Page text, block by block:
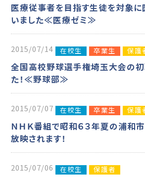
医療従事者を目指す生徒を対象に
いました≪医療ゼミ≫
2015/07/14 在校生 卒業生 保護
全国高校野球選手権埼玉大会の
た！≪野球部≫
2015/07/07 在校生 卒業生 保護
ＮＨＫ番組で昭和６３年夏の浦和
放映されます！
2015/07/06 在校生 保護者